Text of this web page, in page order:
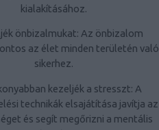
kialakításához.
önbizalmukat: Az önbizalom
az élet minden területén való
sikerhez.
kezeljék a stresszt: A
technikák elsajátítása javítja az
és segít megőrizni a mentális